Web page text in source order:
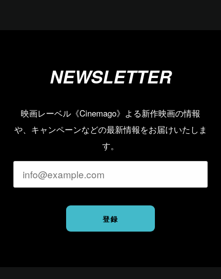
NEWSLETTER
映画レーベル《Cinemago》よる新作映画の情報
や、キャンペーンなどの最新情報をお届けいたしま
す。
登録